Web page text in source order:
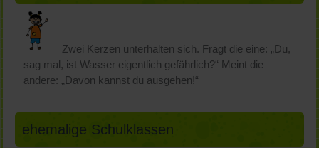
Zwei Kerzen unterhalten sich. Fragt die eine: „Du,
sag mal, ist Wasser eigentlich gefährlich?“ Meint die
andere: „Davon kannst du ausgehen!“
ehemalige Schulklassen